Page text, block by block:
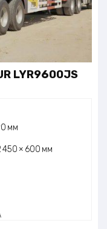
LYR9600JS
мм
450 × 600 мм